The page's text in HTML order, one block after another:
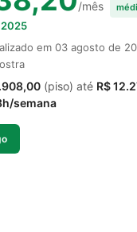
/mês
2025
em 03 agosto de
(piso) até R$
semana